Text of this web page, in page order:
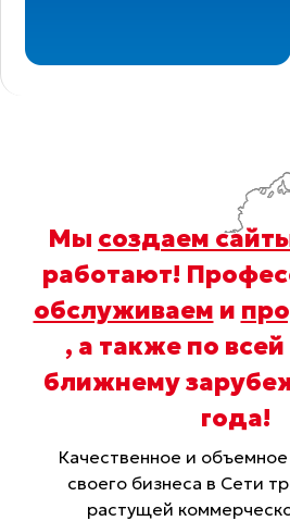
Мы создаем
работают!
обслуживаем и
, а также по
ближнему
года!
Качественное и
своего бизнеса в Сети
растущей